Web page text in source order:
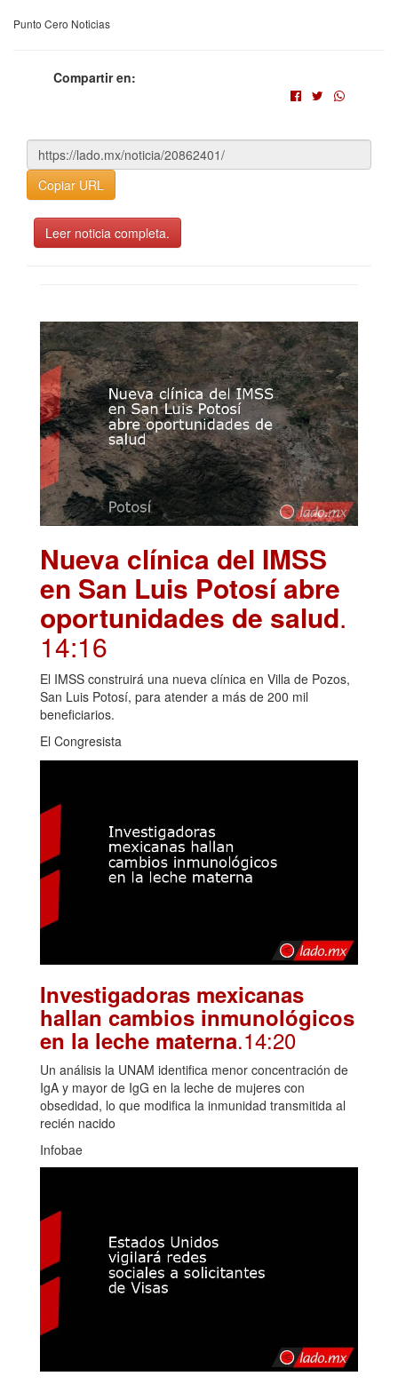
Punto Cero Noticias
Compartir en:
Copiar URL
Leer noticia completa.
Nueva clínica del IMSS
en San Luis Potosí abre
oportunidades de salud.
14:16
El IMSS construirá una nueva clínica en Villa de Pozos,
San Luis Potosí, para atender a más de 200 mil
beneficiarios.
El Congresista
Investigadoras mexicanas
hallan cambios inmunológicos
en la leche materna.14:20
Un análisis la UNAM identifica menor concentración de
IgA y mayor de IgG en la leche de mujeres con
obsedidad, lo que modifica la inmunidad transmitida al
recién nacido
Infobae